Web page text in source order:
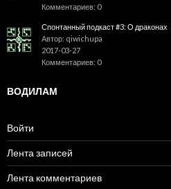
Комментариев: 0
Спонтанный подкаст #3: О драконах
Автор: qiwichupa
2017-03-27
Комментариев: 0
ВОДИЛАМ
Войти
Лента записей
Лента комментариев